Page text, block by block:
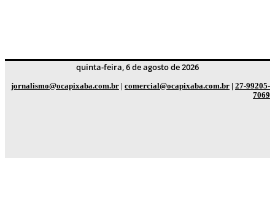
quinta-feira, 6 de agosto de 2026
jornalismo@ocapixaba.com.br | comercial@ocapixaba.com.br | 27-99205-
7069